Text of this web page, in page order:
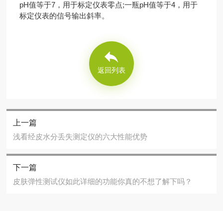
pH值等于7，用于标定仪表零点;一瓶pH值等于4，用于
标定仪表的信号输出斜率。
返回列表
上一篇
浅看经皮水分丢失测定仪的六大性能优势
下一篇
皮肤弹性测试仪如此详细的功能你真的不想了解下吗？